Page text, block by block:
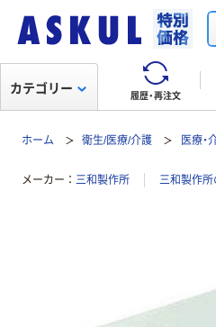
履歴・再注文
カテゴリー
ホーム 衛生/医療/介護 医療・
メーカー 三和製作所 三和製作所